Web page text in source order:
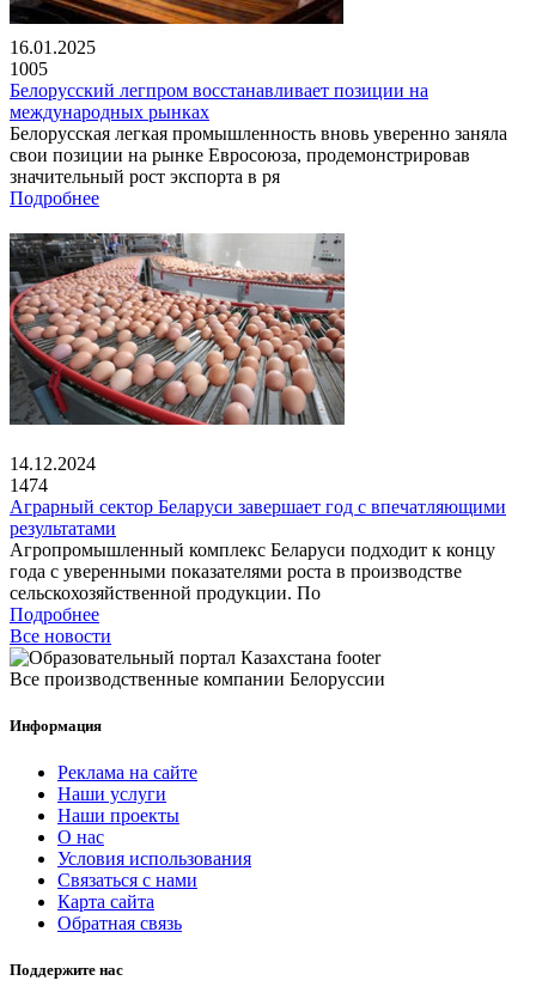
16.01.2025
1005
Белорусский легпром восстанавливает позиции на
международных рынках
Белорусская легкая промышленность вновь уверенно заняла
свои позиции на рынке Евросоюза, продемонстрировав
значительный рост экспорта в ря
Подробнее
14.12.2024
1474
Аграрный сектор Беларуси завершает год с впечатляющими
результатами
Агропромышленный комплекс Беларуси подходит к концу
года с уверенными показателями роста в производстве
сельскохозяйственной продукции. По
Подробнее
Все новости
Все производственные компании Белоруссии
Информация
Реклама на сайте
Наши услуги
Наши проекты
О нас
Условия использования
Связаться с нами
Карта сайта
Обратная связь
Поддержите нас